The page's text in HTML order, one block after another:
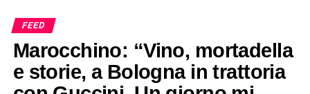
FEED
Marocchino: “Vino, mortadella
e storie, a Bologna in trattoria